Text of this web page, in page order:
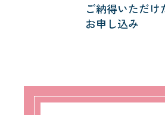
ご納得いただけ
お申し込み